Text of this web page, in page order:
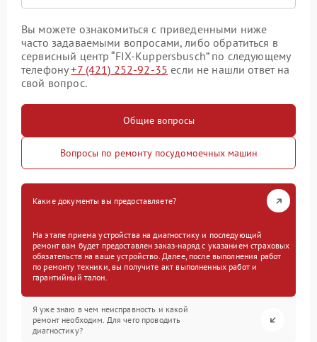
Вы можете ознакомиться с приведенными ниже
часто задаваемыми вопросами, либо обратиться в
сервисный центр “FIX-Kuppersbusch” по следующему
телефону+7 (421) 252-92-35 если не нашли ответ на
свой вопрос.
Общие вопросы
Вопросы по ремонту посудомоечных машин
Какие документы вы предоставляете?
На этапе приема устройства на диагностику и последующий
ремонт вам будет предоставлен заказ-наряд с указанием страховых
обязательств на ваше устройство. Далее, после выполнения работ
по ремонту техники, вы получите акт выполненных работ и
гарантийный талон.
Я уже знаю в чем неисправность и какой
ремонт необходим. Для чего проводить
диагностику?